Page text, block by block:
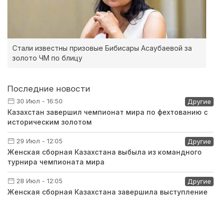
Стали известны призовые Бибисары Асаубаевой за
золото ЧМ по блицу
Последние новости
30 Июл - 16:50 Другие
Казахстан завершил чемпионат мира по фехтованию с
историческим золотом
29 Июл - 12:05 Другие
Женская сборная Казахстана выбыла из командного
турнира чемпионата мира
28 Июл - 12:05 Другие
Женская сборная Казахстана завершила выступление